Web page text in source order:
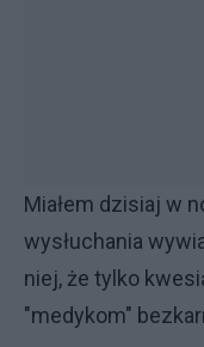
Miałem dzisiaj w
wysłuchania
niej, że tylko
"medykom"